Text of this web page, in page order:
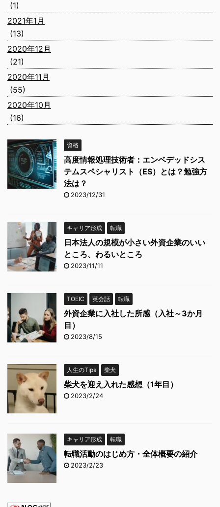
(1)
2021年1月
(13)
2020年12月
(21)
2020年11月
(55)
2020年10月
(16)
資格
高度情報処理技術者：エンベデッドシス
テムスペシャリスト（ES）とは？勉強方
法は？
2023/12/31
キャリア形成 転職
日本法人の規模が小さい外資企業のいい
ところ、わるいところ
2023/11/11
TOEIC 英会話 転職
外資企業に入社した所感（入社～3か月
目）
2023/8/15
人生のTips 柴犬
柴犬を迎え入れた感想（1年目）
2023/2/24
キャリア形成 転職
転職活動のはじめ方・全体概要の紹介
2023/2/23